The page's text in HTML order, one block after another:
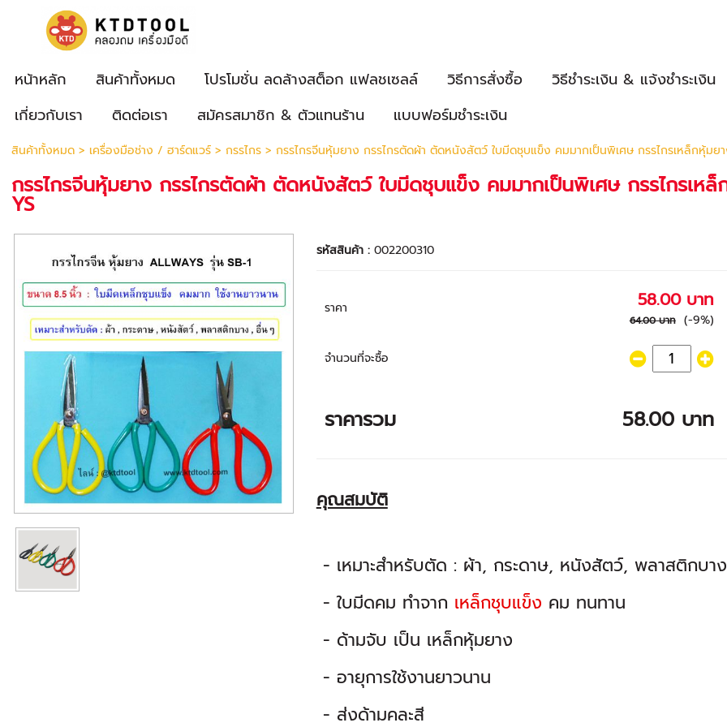
หน้าหลัก สินค้าทั้งหมด โปรโมชั่น ลดล้างสต็อก แฟลชเซลล์ วิธีการสั่งซื้อ วิธีชำระเงิน & แจ้งชำระเงิน
เกี่ยวกับเรา
ติดต่อเรา สมัครสมาชิก & ตัวแทนร้าน แบบฟอร์มชำระเงิน
สินค้าทั้งหมด> เครื่องมือช่าง / ฮาร์ดแวร์> กรรไกร> กรรไกรจีนหุ้มยาง กรรไกรตัดผ้า ตัดหนังสัตว์ ใบมีดชุบแข็ง คมมากเป็นพิเศษ กรรไกรเหล็กหุ้มย
กรรไกรจีนหุ้มยาง กรรไกรตัดผ้า ตัดหนังสัตว์ ใบมีดชุบแข็ง คมมากเป็นพิเศษ กรรไกรเห
YS
รหัสสินค้า : 002200310
ราคา 58.00 บาท
64.00 บาท (-9%)
จำนวนที่จะซื้อ
ราคารวม 58.00 บาท
คุณสมบัติ
- เหมาะสำหรับตัด : ผ้า, กระดาษ, หนังสัตว์, พลาสติกบา
- ใบมีดคม ทำจาก เหล็กชุบแข็ง คม ทนทาน
- ด้ามจับ เป็น เหล็กหุ้มยาง
- อายุการใช้งานยาวนาน
- ส่งด้ามคละสี